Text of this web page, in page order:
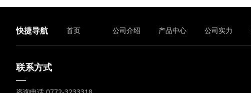
快捷导航 首页 公司介绍 产品中心 公司实力
联系方式
—